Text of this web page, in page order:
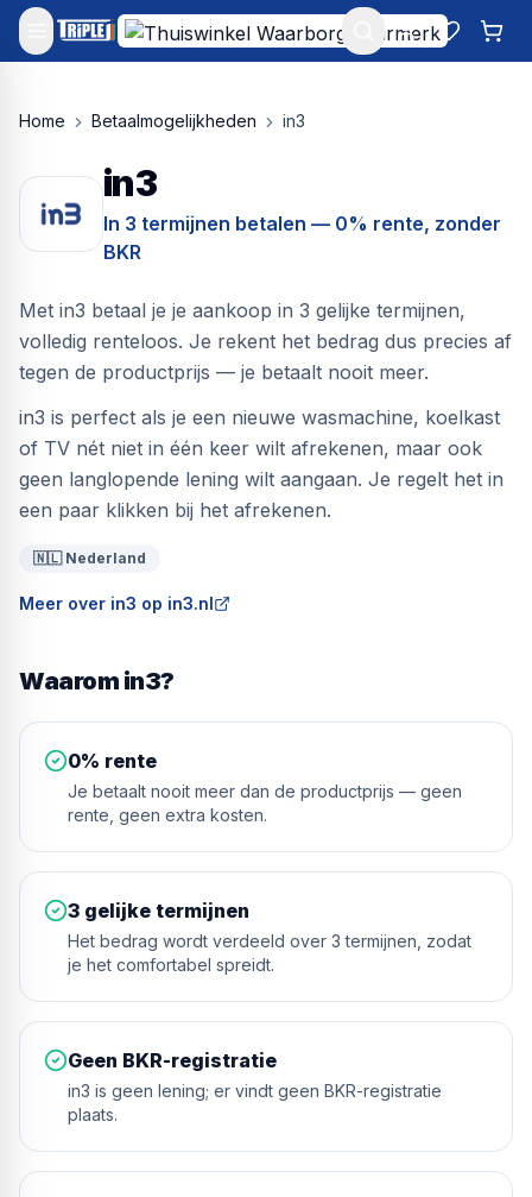
Mijn account
Home Betaalmogelijkheden in3
in3
In 3 termijnen betalen — 0% rente, zonder
BKR
Met in3 betaal je je aankoop in 3 gelijke termijnen,
volledig renteloos. Je rekent het bedrag dus precies af
tegen de productprijs — je betaalt nooit meer.
in3 is perfect als je een nieuwe wasmachine, koelkast
of TV nét niet in één keer wilt afrekenen, maar ook
geen langlopende lening wilt aangaan. Je regelt het in
een paar klikken bij het afrekenen.
🇳🇱 Nederland
Meer over in3 op in3.nl
Waarom in3?
0% rente
Je betaalt nooit meer dan de productprijs — geen
rente, geen extra kosten.
3 gelijke termijnen
Het bedrag wordt verdeeld over 3 termijnen, zodat
je het comfortabel spreidt.
Geen BKR-registratie
in3 is geen lening; er vindt geen BKR-registratie
plaats.